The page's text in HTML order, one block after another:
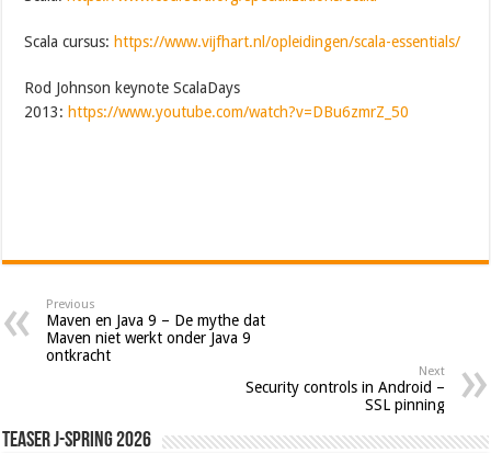
Scala cursus: https://www.vijfhart.nl/opleidingen/scala-essentials/
Rod Johnson keynote ScalaDays
2013: https://www.youtube.com/watch?v=DBu6zmrZ_50
Previous
Maven en Java 9 – De mythe dat
Maven niet werkt onder Java 9
ontkracht
Next
Security controls in Android –
SSL pinning
Teaser J-Spring 2026